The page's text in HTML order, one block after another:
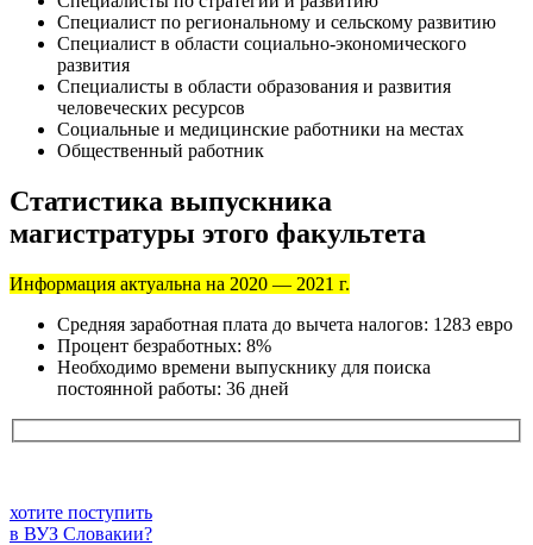
Специалист по региональному и сельскому развитию
Специалист в области социально-экономического
развития
Специалисты в области образования и развития
человеческих ресурсов
Социальные и медицинские работники на местах
Общественный работник
Статистика выпускника
магистратуры этого факультета
Информация актуальна на 2020 — 2021 г.
Средняя заработная плата до вычета налогов: 1283 евро
Процент безработных: 8%
Необходимо времени выпускнику для поиска
постоянной работы: 36 дней
хотите поступить
в ВУЗ Словакии?